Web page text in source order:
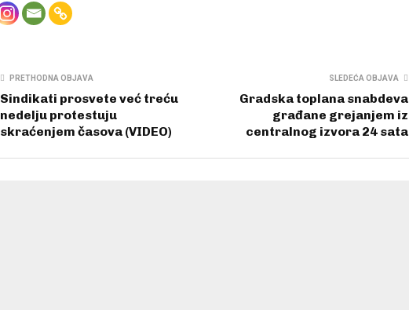
PRETHODNA OBJAVA
Sindikati prosvete već treću
nedelju protestuju
skraćenjem časova (VIDEO)
SLEDEĆA OBJAVA
Gradska toplana snabdeva
građane grejanjem iz
centralnog izvora 24 sata